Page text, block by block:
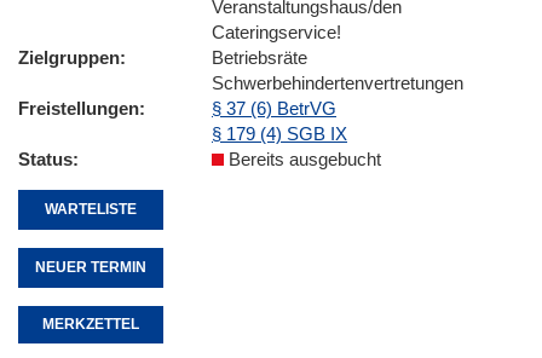
Veranstaltungshaus/den
Cateringservice!
Zielgruppen
Betriebsräte
Schwerbehindertenvertretungen
Freistellungen
§ 37 (6) BetrVG
§ 179 (4) SGB IX
Status
Bereits ausgebucht
WARTELISTE
NEUER TERMIN
MERKZETTEL